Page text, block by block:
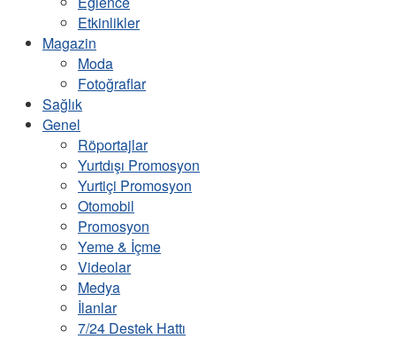
Etkinlikler
Magazin
Moda
Fotoğraflar
Sağlık
Genel
Röportajlar
Yurtdışı Promosyon
Yurtiçi Promosyon
Otomobil
Promosyon
Yeme & İçme
Videolar
Medya
İlanlar
7/24 Destek Hattı